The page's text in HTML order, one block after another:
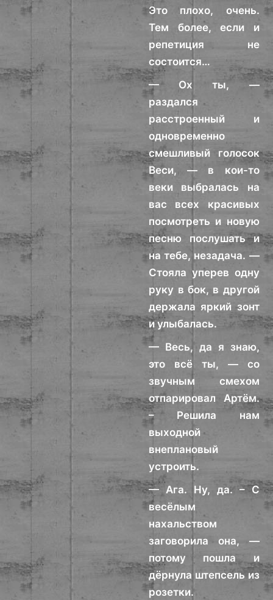
Это плохо, очень.
Тем более, если и
репетиция не
состоится…
— Ох ты, —
раздался
расстроенный и
одновременно
смешливый голосок
Веси, — в кои-то
веки выбралась на
вас всех красивых
посмотреть и новую
песню послушать и
на тебе, незадача. —
Стояла уперев одну
руку в бок, в другой
держала яркий зонт
и улыбалась.
— Весь, да я знаю,
это всё ты, — со
звучным смехом
отпарировал Артём.
– Решила нам
выходной
внеплановый
устроить.
— Ага. Ну, да. – С
весёлым
нахальством
заговорила она, —
потому пошла и
дёрнула штепсель из
розетки.